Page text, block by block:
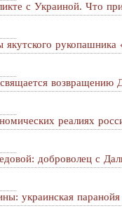
с Украиной. Что
рукопашника
возвращению
реалиях
доброволец с
украинская